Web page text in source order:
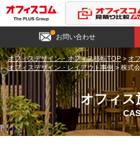
お問い合わせ
オフィスデザイン・オフィス移転TOP > オ
オフィスデザイン・レイアウト事例 >株式
オフィス